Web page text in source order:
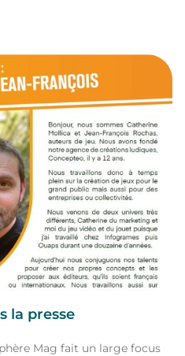
la presse
Mag fait un large focus